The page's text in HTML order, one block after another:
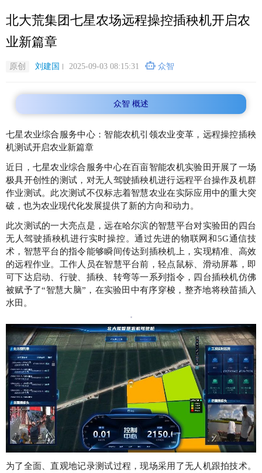
转
内
北大荒集团七星农场远程操控插秧机开启农
业新篇章
原创 刘建国 2025-09-03 08:15:31 众智
众智 概述
七星农业综合服务中心：智能农机引领农业变革，远程操控插秧
机测试开启农业新篇章
近日，七星农业综合服务中心在百亩智能农机实验田开展了一场
极具开创性的测试，对无人驾驶插秧机进行远程平台操作及机群
作业测试。此次测试不仅标志着智慧农业在实际应用中的重大突
破，也为农业现代化发展提供了新的方向和动力。
此次测试的一大亮点是，远在哈尔滨的智慧平台对实验田的四台
无人驾驶插秧机进行实时操控。通过先进的物联网和5G通信技
术，智慧平台的指令能够瞬间传达到插秧机上，实现精准、高效
的远程作业。工作人员在智慧平台前，轻点鼠标、滑动屏幕，即
可下达启动、行驶、插秧、转弯等一系列指令，四台插秧机仿佛
被赋予了“智慧大脑”，在实验田中有序穿梭，整齐地将秧苗插入
水田。
为了全面、直观地记录测试过程，现场采用了无人机跟拍技术。